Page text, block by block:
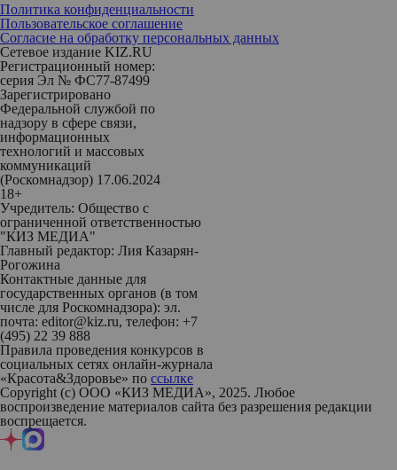
Политика конфиденциальности
Пользовательское соглашение
Согласие на обработку персональных данных
Сетевое издание KIZ.RU
Регистрационный номер:
серия Эл № ФС77-87499
Зарегистрировано
Федеральной службой по
надзору в сфере связи,
информационных
технологий и массовых
коммуникаций
(Роскомнадзор) 17.06.2024
18+
Учредитель: Общество с
ограниченной ответственностью
"КИЗ МЕДИА"
Главный редактор: Лия Казарян-
Рогожина
Контактные данные для
государственных органов (в том
числе для Роскомнадзора): эл.
почта: editor@kiz.ru, телефон: +7
(495) 22 39 888
Правила проведения конкурсов в
социальных сетях онлайн-журнала
«Красота&Здоровье» по ссылке
Copyright (с) ООО «КИЗ МЕДИА», 2025. Любое
воспроизведение материалов сайта без разрешения редакции
воспрещается.